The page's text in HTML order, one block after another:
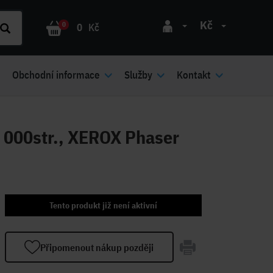
0 0 Kč Kč
Obchodní informace Služby Kontakt
XEROX Phaser
Tento produkt již není aktivní
Připomenout nákup později